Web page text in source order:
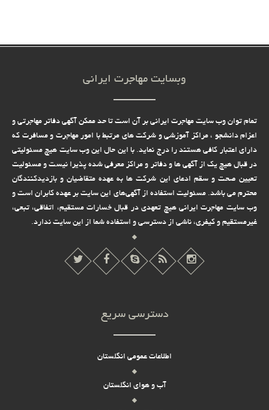
وبسایت مهاجرت ایرانی
تمام توان وب سایت مهاجرت ایرانی بر آن است تا حد ممکن آگهی دفاتر مهاجرتی و
اعزام دانشجو ، مراکز آموزشی و شرکت های مرتبط با امور مهاجرت و مسافرت که
دارای اعتبار کافی هستند را درج نماید. با این حال این وب سایت هیچ مسئولیتی
در قبال هیچ یک از آگهی ها و دفاتر و مراکز معرفی شده پذیرا نیست و مسئولیت
تعیین صحت و سقم ادعای این شرکت ها به عهده متقاضیان و بازدیدکنندگان
محترم می باشد. مسئولیت استفاده از آگهی‌های این سایت بر عهده کابران است و
وب سایت مهاجرت ایرانی هیچ تعهدى در قبال خسارات مستقیم، اتفاقى، تبعى،
غیرمستقیم و کیفرى، ناشى از دسترسى و استفاده شما از این سایت ندارد.
دسترسی سریع
اطلاعات عمومی انگلستان
آب و هوای انگلستان